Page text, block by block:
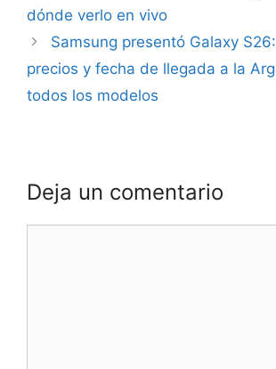
dónde verlo en vivo
Samsung presentó Galaxy
precios y fecha de llegada a la
todos los modelos
Deja un comentario